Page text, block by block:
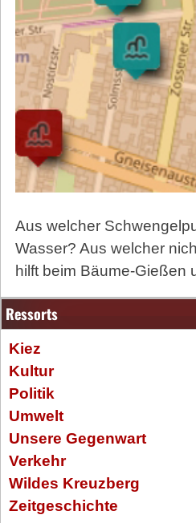
Aus welcher
Wasser? Aus welcher
hilft beim Bäume-Gießen
Ressorts
Kiez
Kultur
Politik
Umwelt
Unsere Gegenwart
Verkehr
Wildes Kreuzberg
Zeitgeschichte